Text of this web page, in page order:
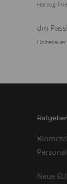
Herzog-
dm
Holtenauer
Ratgeber
Neue